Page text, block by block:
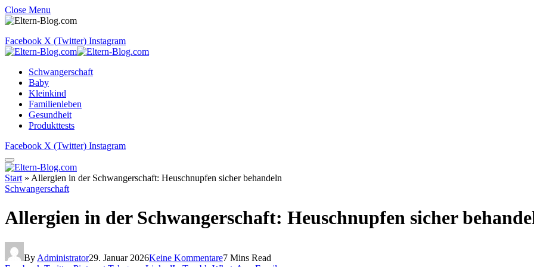
Close Menu
Facebook X (Twitter) Instagram
Schwangerschaft
Baby
Kleinkind
Familienleben
Gesundheit
Produkttests
Facebook X (Twitter) Instagram
Start » Allergien in der Schwangerschaft: Heuschnupfen sicher behandeln
Schwangerschaft
Allergien in der Schwangerschaft: Heuschnupfen sicher
By Administrator29. Januar 2026Keine Kommentare7 Mins Read